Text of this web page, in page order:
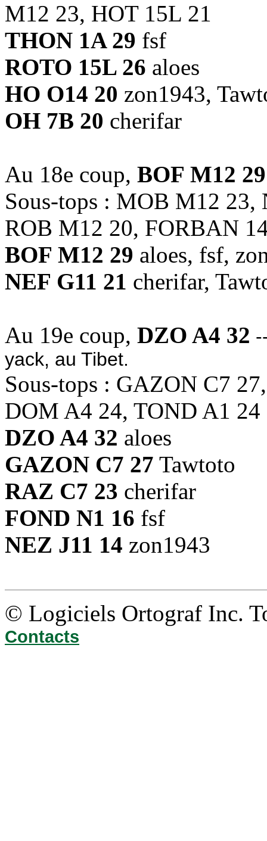
M12 23, HOT 15L 21
THON 1A 29 fsf
ROTO 15L 26 aloes
HO O14 20 zon1943,
OH 7B 20 cherifar
Au 18e coup, BOF M12 29
Sous-tops : MOB M12
ROB M12 20, FORBAN
BOF M12 29 aloes, fsf,
NEF G11 21 cherifar,
Au 19e coup, DZO A4 32
yack, au Tibet.
Sous-tops : GAZON C7
DOM A4 24, TOND A1 24
DZO A4 32 aloes
GAZON C7 27 Tawtoto
RAZ C7 23 cherifar
FOND N1 16 fsf
NEZ J11 14 zon1943
© Logiciels Ortograf Inc.
Contacts